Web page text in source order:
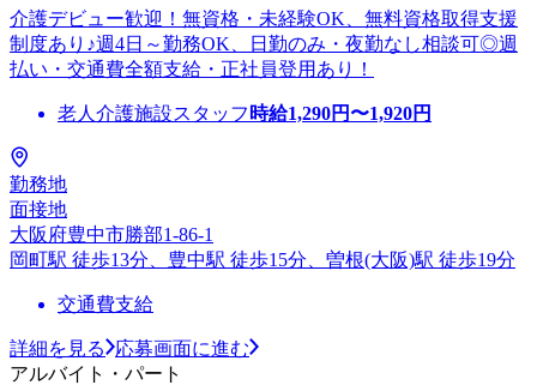
介護デビュー歓迎！無資格・未経験OK、無料資格取得支援
制度あり♪週4日～勤務OK、日勤のみ・夜勤なし相談可◎週
払い・交通費全額支給・正社員登用あり！
老人介護施設スタッフ 時給1,290円〜1,920円
勤務地
面接地
大阪府豊中市勝部1-86-1
岡町駅 徒歩13分、豊中駅 徒歩15分、曽根(大阪)駅 徒歩19分
交通費支給
詳細を見る
応募画面に進む
アルバイト・パート